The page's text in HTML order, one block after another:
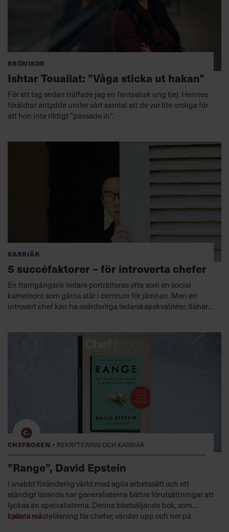
Krönikor
Ishtar Touailat: ”Våga sticka ut hakan”
För ett tag sedan träffade jag en fantastisk ung tjej. Hennes
föräldrar antydde under vårt samtal att de var lite oroliga för
att hon inte riktigt ”passade in”.
Karriär
5 succéfaktorer – för introverta chefer
En framgångsrik ledare porträtteras ofta som en social
kameleont som gärna står i centrum för jämnan. Men en
introvert chef kan ha ovärderliga ledarskapskvalitéer. Såhär
Chefboken · Rekrytering och karriär
”Range”, David Epstein
I snabbt föränderlig värld med agila arbetssätt och ett
ständigt lärande har generalisterna bättre förutsättningar att
lyckas än specialisterna. Denna bästsäljande bok, som
kallats måsteläsning för chefer, vänder upp och ner på
Lyssna nu